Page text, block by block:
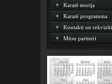
Karatē teorija
Karatē programma
Kontakti un rekvizīti
Mūsu partneri